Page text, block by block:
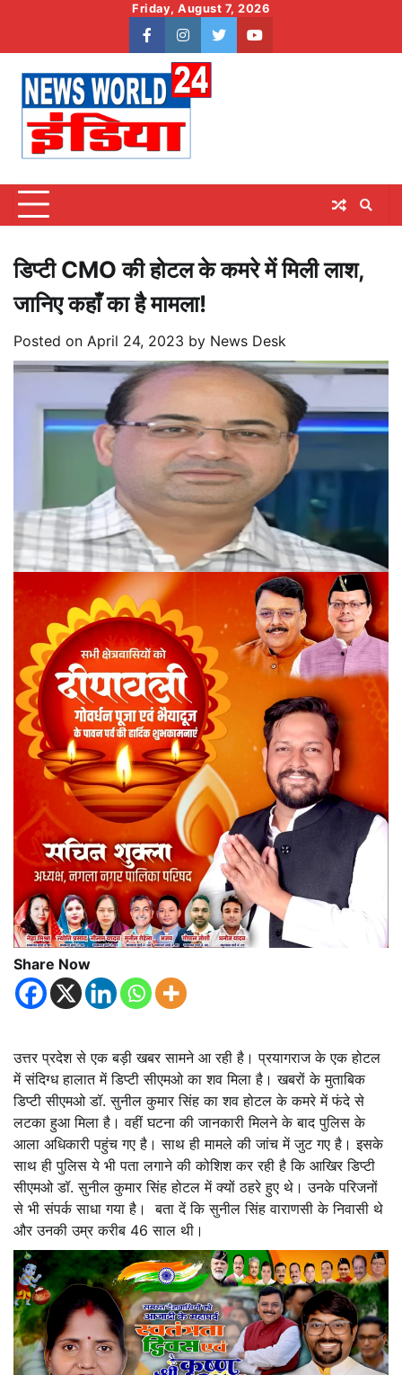
content
Friday, August 7, 2026
facebookinstagram
twitteryoutube
डिप्टी CMO की होटल के कमरे में मिली लाश,
जानिए कहाँ का है मामला!
Posted on April 24, 2023 by News Desk
Share Now
उत्तर प्रदेश से एक बड़ी खबर सामने आ रही है। प्रयागराज के एक होटल
में संदिग्ध हालात में डिप्टी सीएमओ का शव मिला है। खबरों के मुताबिक
डिप्टी सीएमओ डॉ. सुनील कुमार सिंह का शव होटल के कमरे में फंदे से
लटका हुआ मिला है। वहीं घटना की जानकारी मिलने के बाद पुलिस के
आला अधिकारी पहुंच गए है। साथ ही मामले की जांच में जुट गए है। इसके
साथ ही पुलिस ये भी पता लगाने की कोशिश कर रही है कि आखिर डिप्टी
सीएमओ डॉ. सुनील कुमार सिंह होटल में क्यों ठहरे हुए थे। उनके परिजनों
से भी संपर्क साधा गया है। बता दें कि सुनील सिंह वाराणसी के निवासी थे
और उनकी उम्र करीब 46 साल थी।